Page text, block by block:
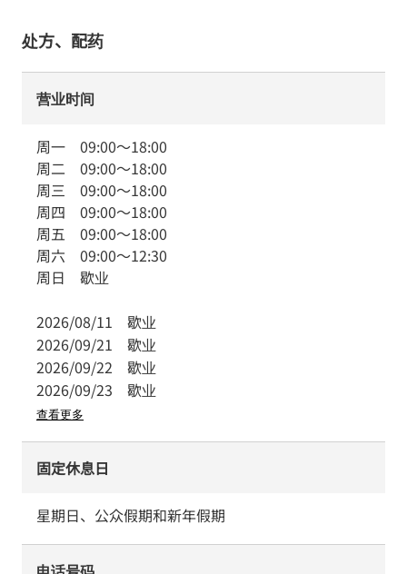
处方、配药
营业时间
周一 09:00～18:00
周二 09:00～18:00
周三 09:00～18:00
周四 09:00～18:00
周五 09:00～18:00
周六 09:00～12:30
周日 歇业
2026/08/11 歇业
2026/09/21 歇业
2026/09/22 歇业
2026/09/23 歇业
查看更多
固定休息日
星期日、公众假期和新年假期